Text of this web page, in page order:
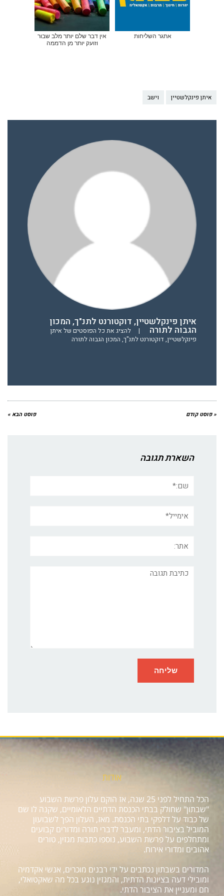
אתגר השליחות
אין דבר שלם יותר מלב שבור
וזועק יותר מן הדממה
איתן פינקלשטיין וישב
איתן פינקלשטיין, דוקטורנט לתנ"ך, המכון
הגבוה לתורה |
להציג את כל הפוסטים של איתן
פינקלשטיין, דוקטורנט לתנ"ך, המכון הגבוה לתורה
« פוסט קודם פוסט הבא »
השארת תגובה
תגובה
אודות
הכל התחיל לפני 25 שנה, אז הוקם עלון פרשת השבוע
"שבתון" שחולק בבתי הכנסת הדתיים הלאומיים, שקנה לו שם
של כבוד על דלפקי בתי הכנסת. מאז, העלון הפך לשבועון
המוביל בציבור הדתי, ומעבר לדברי תורה ומדורים קבועים
ומתחלפים על פרשת השבוע, נוספו כתבות מגזין, טורים
אהובים ומדורי אירוח.
המדורים בשבתון נכתבים על ידי רבנים מוכרים, אנשי אקדמיה
ומובילי דעה בציונות הדתית, והמגזין נוגע בכל מה שאקטואלי,
חם ומעניין את הציבור הדתי.